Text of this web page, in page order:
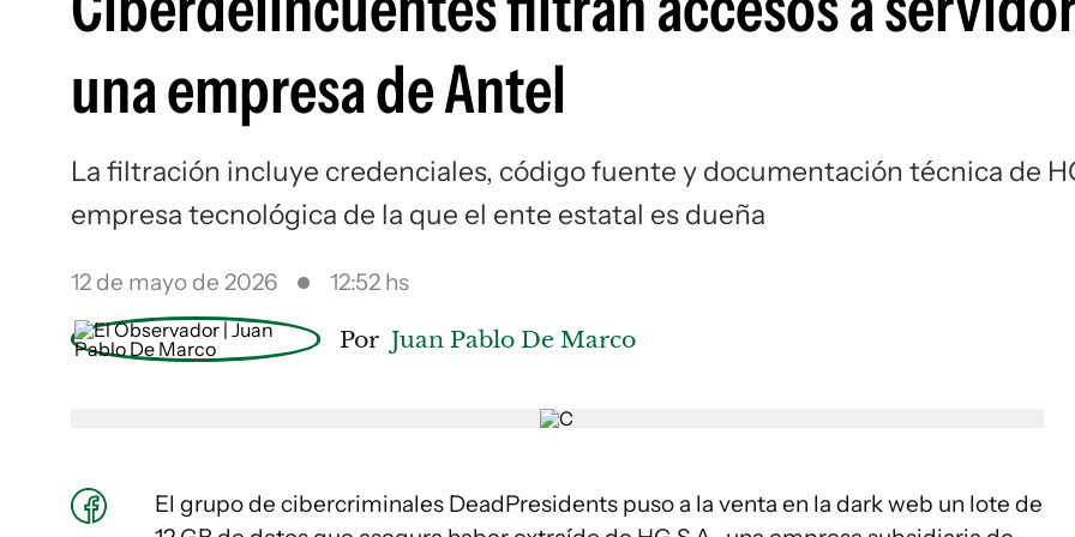
una empresa de Antel
La filtración incluye credenciales, código fuente y documentación técnica de
empresa tecnológica de la que el ente estatal es dueña
12 de mayo de 2026 12:52 hs
Por Juan Pablo De Marco
El grupo de cibercriminales DeadPresidents puso a la venta en la dark web un lote de